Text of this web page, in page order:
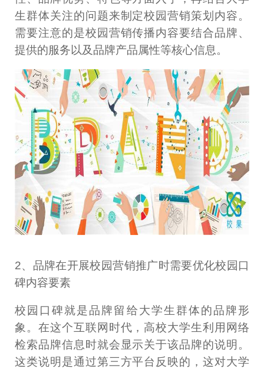
生群体关注的问题来制定校园营销策划内容。
需要注意的是校园营销传播内容要结合品牌、
提供的服务以及品牌产品属性等核心信息。
2、品牌在开展校园营销推广时需要优化校园口
碑内容要素
校园口碑就是品牌留给大学生群体的品牌形
象。在这个互联网时代，高校大学生利用网络
检索品牌信息时就会显示关于该品牌的说明。
这类说明是通过第三方平台反映的，这对大学